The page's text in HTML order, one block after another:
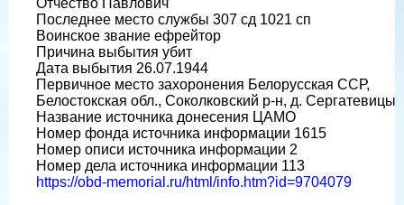
Отчество Павлович
Последнее место службы 307 сд 1021 сп
Воинское звание ефрейтор
Причина выбытия убит
Дата выбытия 26.07.1944
Первичное место захоронения Белорусская ССР,
Белостокская обл., Соколковский р-н, д. Сергатевицы
Название источника донесения ЦАМО
Номер фонда источника информации 1615
Номер описи источника информации 2
Номер дела источника информации 113
https://obd-memorial.ru/html/info.htm?id=9704079